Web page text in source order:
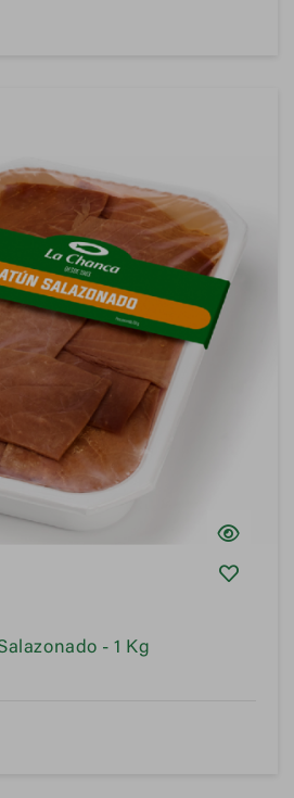
- 1 Kg